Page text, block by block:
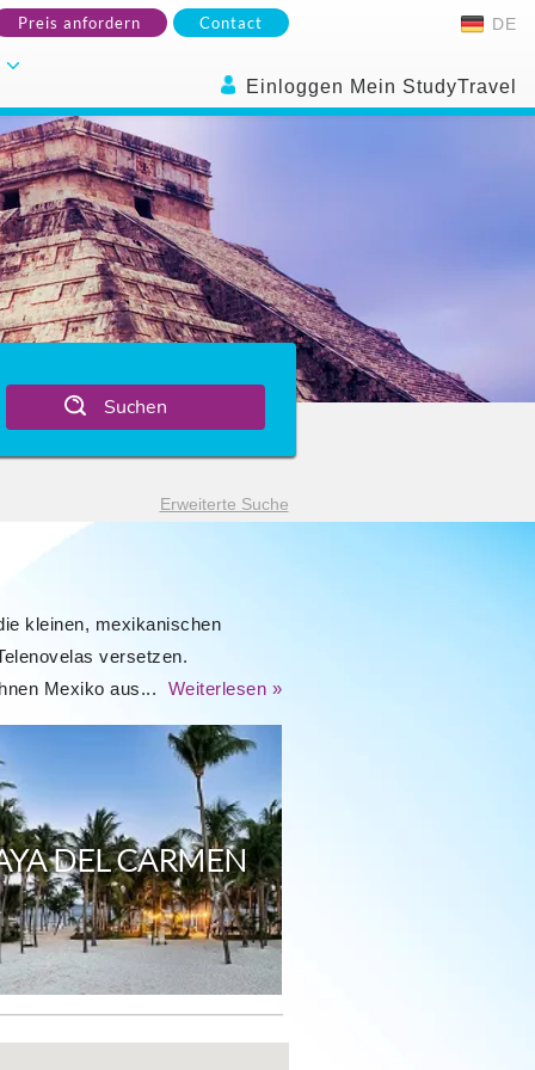
Preis anfordern Contact DE
Einloggen Mein StudyTravel
Suchen
Erweiterte Suche
kleinen, mexikanischen
versetzen.
Mexiko aus...
Weiterlesen »
DEL CARMEN